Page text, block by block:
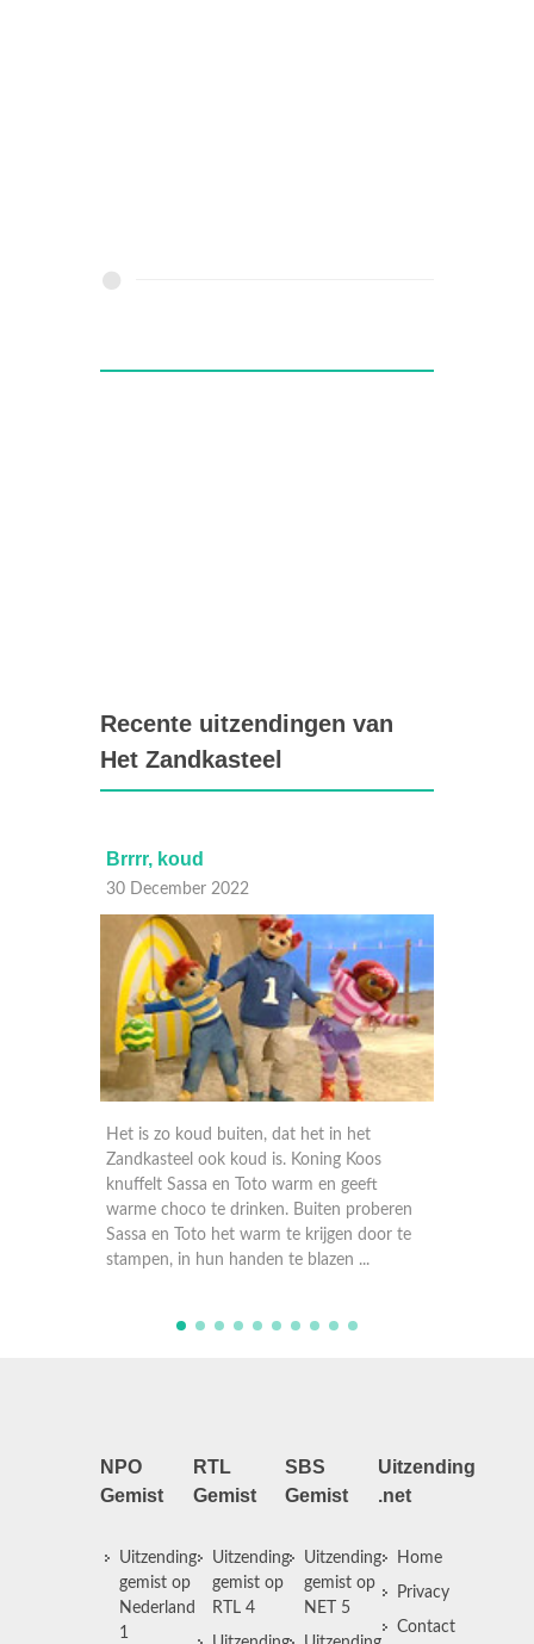
Recente uitzendingen van
Het Zandkasteel
Ik wil sneeuw
29 December 2022
Sassa heeft een kartonnen doos in haar
hand om mee te sleeën. Maar er ligt
helemaal geen sneeuw! Binnen scheuren
Sassa en Toto papier en maken er propjes
van. Als je het allemaal omhoog gooit, lijkt
het net sneeuw! Even later ...
NPO
Gemist
Uitzending
gemist op
Nederland
1
RTL
Gemist
Uitzending
gemist op
RTL 4
SBS
Gemist
Uitzending
gemist op
NET 5
Uitzending
.net
Home
Privacy
Contact